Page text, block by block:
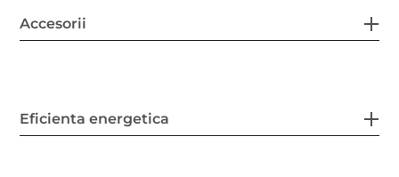
Accesorii
Eficienta energetica